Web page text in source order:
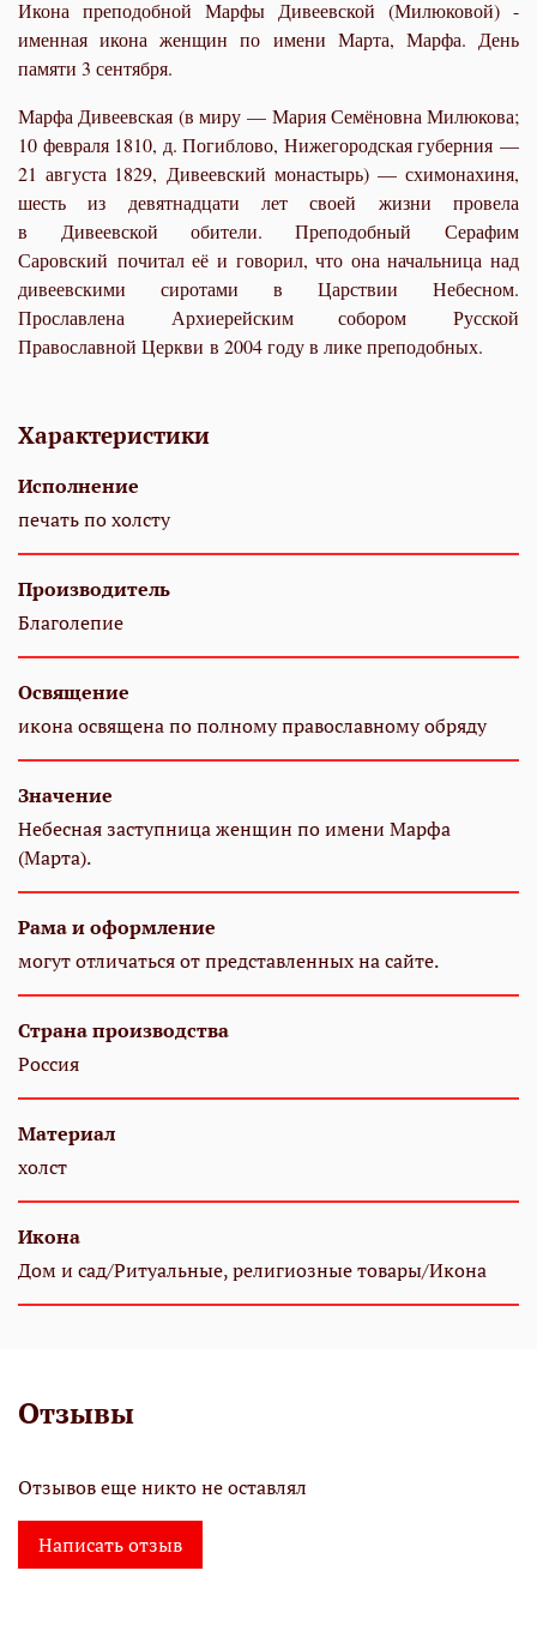
Икона преподобной Марфы Дивеевской (Милюковой) -
именная икона женщин по имени Марта, Марфа. День
памяти 3 сентября.
Марфа Дивеевская (в миру — Мария Семёновна Милюкова;
10 февраля 1810, д. Погиблово, Нижегородская губерния —
21 августа 1829, Дивеевский монастырь) — схимонахиня,
шесть из девятнадцати лет своей жизни провела
в Дивеевской обители. Преподобный Серафим
Саровский почитал её и говорил, что она начальница над
дивеевскими сиротами в Царствии Небесном.
Прославлена Архиерейским собором Русской
Православной Церкви в 2004 году в лике преподобных.
Характеристики
Исполнение
печать по холсту
Производитель
Благолепие
Освящение
икона освящена по полному православному обряду
Значение
Небесная заступница женщин по имени Марфа
(Марта).
Рама и оформление
могут отличаться от представленных на сайте.
Страна производства
Россия
Материал
холст
Икона
Дом и сад/Ритуальные, религиозные товары/Икона
Отзывы
Отзывов еще никто не оставлял
Написать отзыв